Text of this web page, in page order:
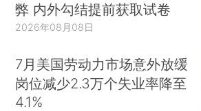
弊 内外勾结提前获取试卷
2026年08月08日
7月美国劳动力市场意外放缓
岗位减少2.3万个失业率降至
4.1%